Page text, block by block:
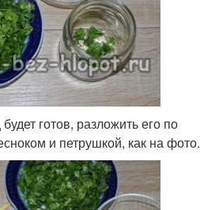
готов, разложить его по
и петрушкой, как на фото.